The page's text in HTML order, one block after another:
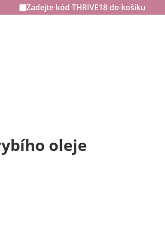
Zadejte kód THRIVE18 do košíku
oleje